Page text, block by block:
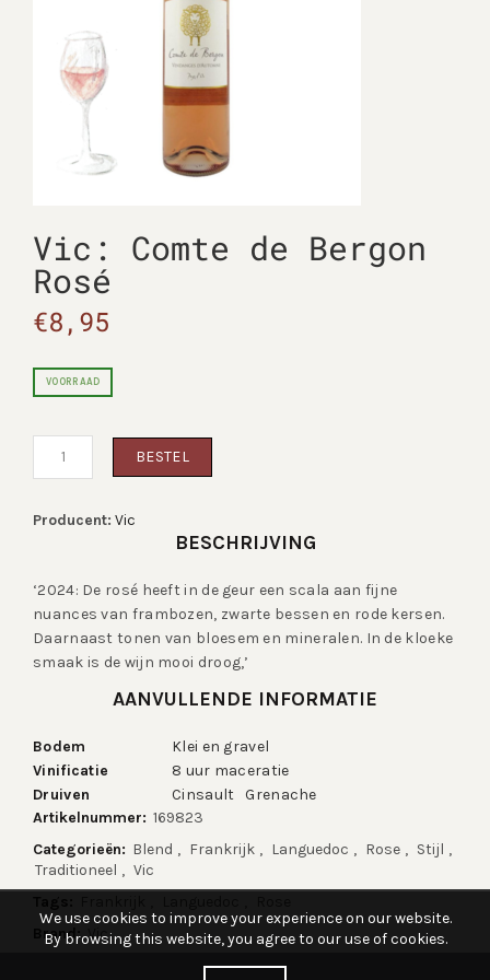
Vic: Comte de Bergon
Rosé
€8,95
VOORRAAD
Vic:
Comte
De
Rosé
Aantal
BESTEL
Producent: Vic
BESCHRIJVING
‘2024: De rosé heeft in de geur een scala aan fijne
nuances van frambozen, zwarte bessen en rode kersen.
Daarnaast tonen van bloesem en mineralen. In de kloeke
smaak is de wijn mooi droog,’
AANVULLENDE INFORMATIE
Bodem
Klei en gravel
Vinificatie
8 uur maceratie
Druiven
Cinsault Grenache
Artikelnummer: 169823
Categorieën: Blend , Frankrijk , Languedoc , Rose , Stijl ,
Traditioneel , Vic
Brand:Vic
We use cookies to improve your experience on our website.
By browsing this website, you agree to our use of cookies.